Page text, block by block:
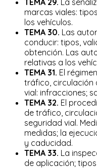
marcas viales:
los vehículos.
TEMA 30. Las
conducir: tipos,
obtención. Las
relativas a los
TEMA 31. El
tráfico, circulación
vial: infracciones;
TEMA 32. El
de tráfico,
seguridad vial.
medidas; la
y caducidad.
TEMA 33. La
de aplicación;